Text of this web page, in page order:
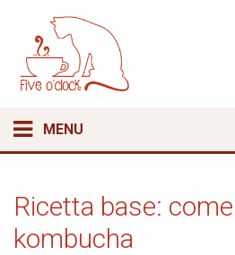
MENU
Ricetta base:
kombucha